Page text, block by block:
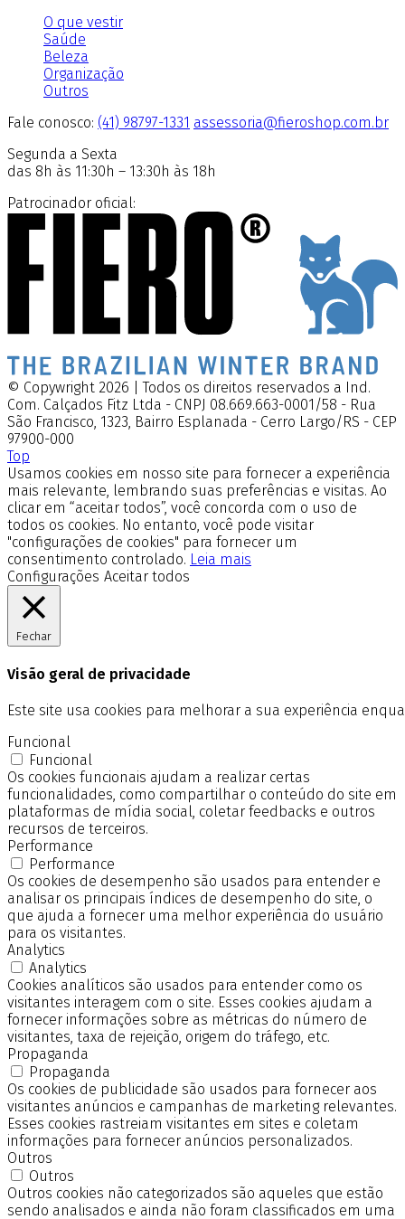
O que vestir
Saúde
Beleza
Organização
Outros
Fale conosco: (41) 98797-1331 assessoria@fieroshop.com.br
Segunda a Sexta
das 8h às 11:30h – 13:30h às 18h
Patrocinador oficial:
© Copywright 2026 | Todos os direitos reservados a Ind.
Com. Calçados Fitz Ltda - CNPJ 08.669.663-0001/58 - Rua
São Francisco, 1323, Bairro Esplanada - Cerro Largo/RS - CEP
97900-000
Top
Usamos cookies em nosso site para fornecer a experiência
mais relevante, lembrando suas preferências e visitas. Ao
clicar em “aceitar todos”, você concorda com o uso de
todos os cookies. No entanto, você pode visitar
"configurações de cookies" para fornecer um
consentimento controlado. Leia mais
Configurações Aceitar todos
Fechar
Visão geral de privacidade
Este site usa cookies para melhorar a sua experiência
Funcional
Funcional
Os cookies funcionais ajudam a realizar certas
funcionalidades, como compartilhar o conteúdo do site em
plataformas de mídia social, coletar feedbacks e outros
recursos de terceiros.
Performance
Performance
Os cookies de desempenho são usados para entender e
analisar os principais índices de desempenho do site, o
que ajuda a fornecer uma melhor experiência do usuário
para os visitantes.
Analytics
Analytics
Cookies analíticos são usados para entender como os
visitantes interagem com o site. Esses cookies ajudam a
fornecer informações sobre as métricas do número de
visitantes, taxa de rejeição, origem do tráfego, etc.
Propaganda
Propaganda
Os cookies de publicidade são usados para fornecer aos
visitantes anúncios e campanhas de marketing relevantes.
Esses cookies rastreiam visitantes em sites e coletam
informações para fornecer anúncios personalizados.
Outros
Outros
Outros cookies não categorizados são aqueles que estão
sendo analisados e ainda não foram classificados em uma